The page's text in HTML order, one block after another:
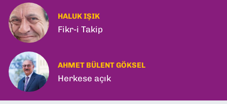
HALUK IŞIK
Fikr-i Takip
AHMET BÜLENT GÖKSEL
Herkese açık